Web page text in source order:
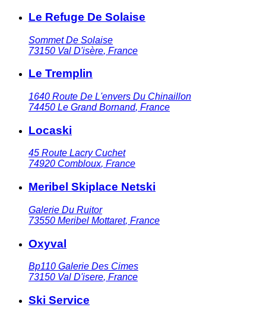
Le Refuge De Solaise
Sommet De Solaise
73150 Val D'isère, France
Le Tremplin
1640 Route De L'envers Du Chinaillon
74450 Le Grand Bornand, France
Locaski
45 Route Lacry Cuchet
74920 Combloux, France
Meribel Skiplace Netski
Galerie Du Ruitor
73550 Meribel Mottaret, France
Oxyval
Bp110 Galerie Des Cimes
73150 Val D'isere, France
Ski Service